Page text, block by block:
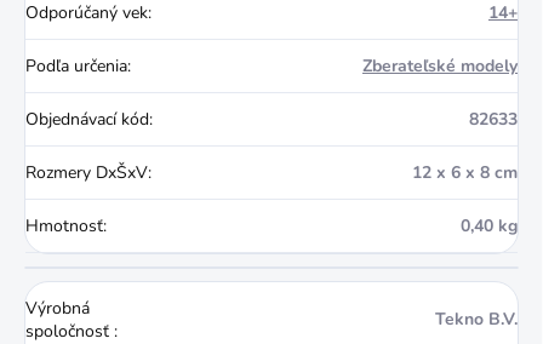
Odporúčaný vek: 14+
Podľa určenia: Zberateľské modely
Objednávací kód: 82633
Rozmery DxŠxV: 12 x 6 x 8 cm
Hmotnosť: 0,40 kg
Výrobná
spoločnosť :
Tekno B.V.